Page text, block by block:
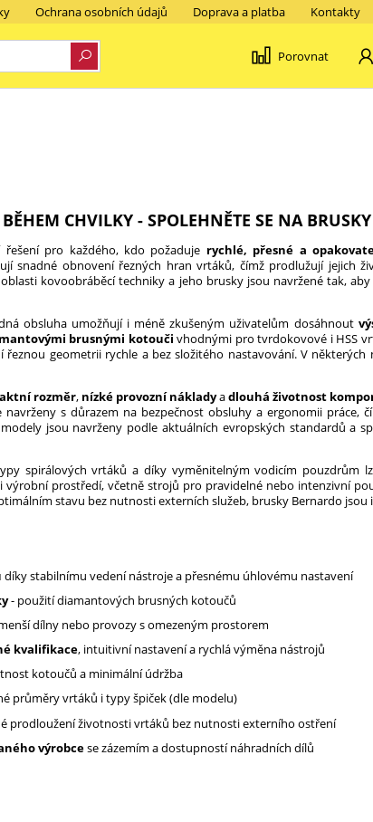
Ochrana osobních údajů Doprava a platba Kontakty
Porovnat
CHVILKY - SPOLEHNĚTE SE NA
řešení pro každého, kdo požaduje rychlé, přesné a
snadné obnovení řezných hran vrtáků, čímž prodlužují jejich
kovoobráběcí techniky a jeho brusky jsou navržené tak,
obsluha umožňují i méně zkušeným uživatelům dosáhnout
brusnými kotouči vhodnými pro tvrdokovové i HSS
geometrii rychle a bez složitého nastavování. V
rozměr, nízké provozní nákladyadlouhá životnost
s důrazem na bezpečnost obsluhy a ergonomii práce,
jsou navrženy podle aktuálních evropských standardů a
spirálových vrtáků a díky vyměnitelným vodicím pouzdrům
prostředí, včetně strojů pro pravidelné nebo intenzivní
stavu bez nutnosti externích služeb, brusky Bernardo jsou
díky stabilnímu vedení nástroje a přesnému úhlovému nastavení
- použití diamantových brusných kotoučů
dílny nebo provozy s omezeným prostorem
kvalifikace, intuitivní nastavení a rychlá výměna nástrojů
kotoučů a minimální údržba
průměry vrtáků i typy špiček (dle modelu)
prodloužení životnosti vrtáků bez nutnosti externího ostření
výrobcese zázemím a dostupností náhradních dílů